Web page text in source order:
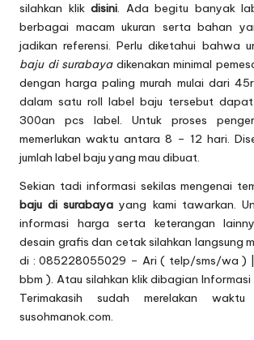
silahkan klik disini. Ada begitu banyak
berbagai macam ukuran serta bahan
jadikan referensi. Perlu diketahui bahwa
baju di surabayadikenakan minimal
dengan harga paling murah mulai dari
dalam satu roll label baju tersebut
300an pcs label. Untuk proses
memerlukan waktu antara 8 – 12 hari.
jumlah label baju yang mau dibuat.
Sekian tadi informasi sekilas mengenai
baju di surabayayang kami tawarkan.
informasi harga serta keterangan
desain grafis dan cetak silahkan langsung
di :085228055029 – Ari ( telp/sms/wa ) |
bbm ). Atau silahkan klik dibagianInformasi
Terimakasih sudah merelakan
susohmanok.com.